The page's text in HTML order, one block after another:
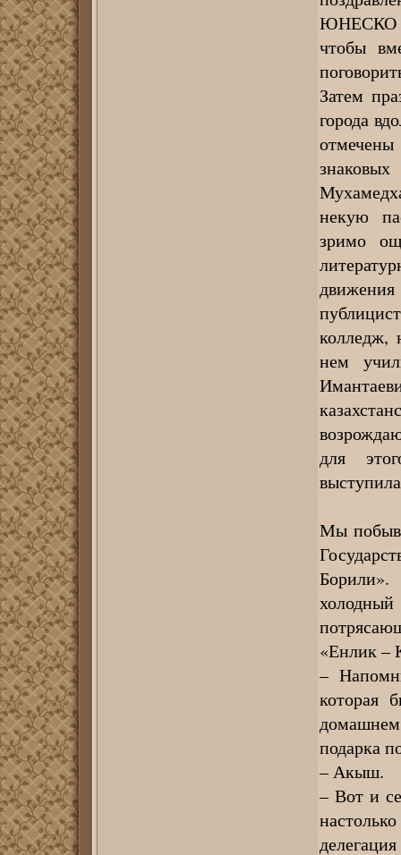
ЮНЕСКО
чтобы
Затем
города
некую
зримо
колледж,
нем
для
Мы
«Енлик –
–
которая
подарка
– Акыш.
– Вот и